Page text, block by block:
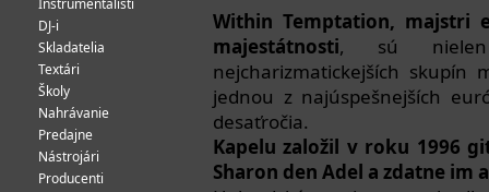
Inštrumentalisti
DJ-i
Skladatelia
Textári
Školy
Nahrávanie
Predajne
Nástrojári
Producenti
Within Temptation, majstri
majestátnosti, sú nielen
nejcharizmatickejších skupín
jednou z najúspešnejších
desaťročia.
Kapelu založil v roku 1996
Sharon den Adel a zdatne im